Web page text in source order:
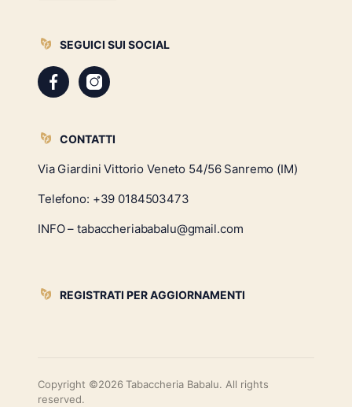
SEGUICI SUI SOCIAL
CONTATTI
Via Giardini Vittorio Veneto 54/56 Sanremo (IM)
Telefono: +39 0184503473
INFO – tabaccheriababalu@gmail.com
REGISTRATI PER AGGIORNAMENTI
Copyright ©2026 Tabaccheria Babalu. All rights
reserved.